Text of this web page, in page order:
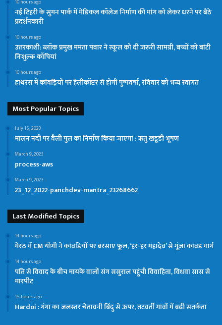
10 hours ago
नई टिहरी के सुमन पार्क में मेडिकल कॉलेज निर्माण की मांग को लेकर धरने पर बैठे
प्रदर्शनकारी
10 hours ago
उत्तरकाशी: ब्लॉक प्रमुख ममता पंवार ने स्कूल को दी जरूरी सामग्री, बच्चों को बांटी
निःशुल्क कॉपियां
10 hours ago
हाथरस में कांवड़ियों पर हेलीकॉप्टर से होगी पुष्पवर्षा, रविवार को भव्य स्वागत
Most Popular Topics
July 15, 2023
मालन नदी पर वैली पुल का निर्माण किया जाएगा : ऋतु खंडूडी भूषण
March 9, 2023
process-aws
March 9, 2023
23_12_2022-panchdev-mantra_23268662
Last Modified Topics
14 hours ago
मेरठ में CM योगी ने कांवड़ियों पर बरसाए फूल, ‘हर-हर महादेव’ से गूंजा कांवड़ मार्ग
14 hours ago
पति से विवाद के बीच मायके वालों संग ससुराल पहुंची विवाहिता, विधवा सास से
मारपीट
15 hours ago
Hardoi : गंगा का जलस्तर चेतावनी बिंदु से ऊपर, तटवर्ती गांवों में बढ़ी सतर्कता